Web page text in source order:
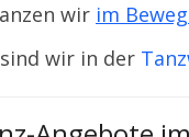
wir im
wir in der